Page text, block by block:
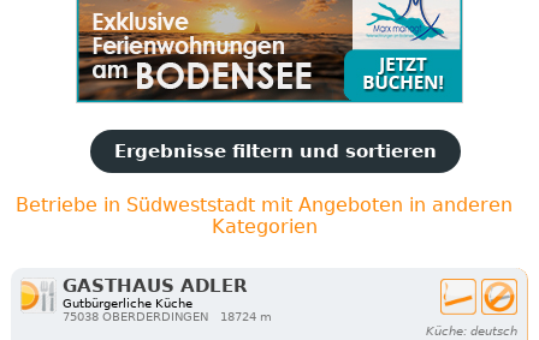
Ergebnisse filtern und sortieren
Betriebe in Südweststadt mit Angeboten in anderen
Kategorien
GASTHAUS ADLER
Gutbürgerliche Küche
75038 OBERDERDINGEN
18724 m
Küche: deutsch